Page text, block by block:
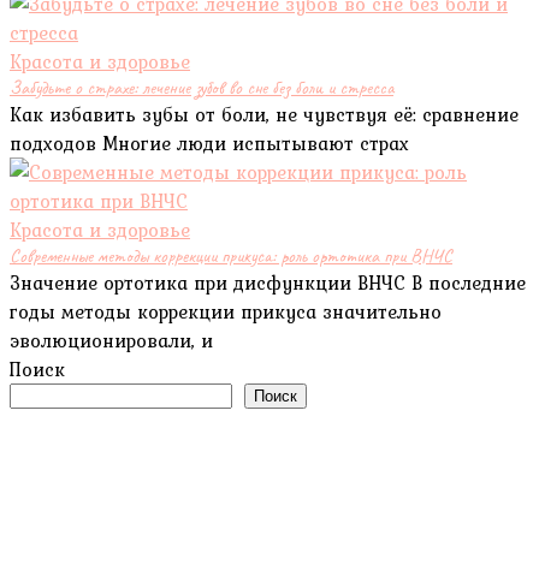
Красота и здоровье
Забудьте о страхе: лечение зубов во сне без боли и стресса
Как избавить зубы от боли, не чувствуя её: сравнение
подходов Многие люди испытывают страх
Красота и здоровье
Современные методы коррекции прикуса: роль ортотика при ВНЧС
Значение ортотика при дисфункции ВНЧС В последние
годы методы коррекции прикуса значительно
эволюционировали, и
Поиск
Поиск